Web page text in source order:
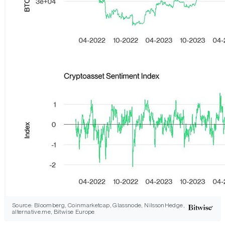
Source: Bloomberg, Coinmarketcap, Glassnode, NilssonHedge,
alternative.me, Bitwise Europe